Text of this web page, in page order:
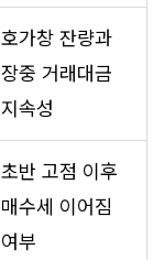
호가창 잔량과
장중 거래대금
지속성
초반 고점 이후
매수세 이어짐
여부